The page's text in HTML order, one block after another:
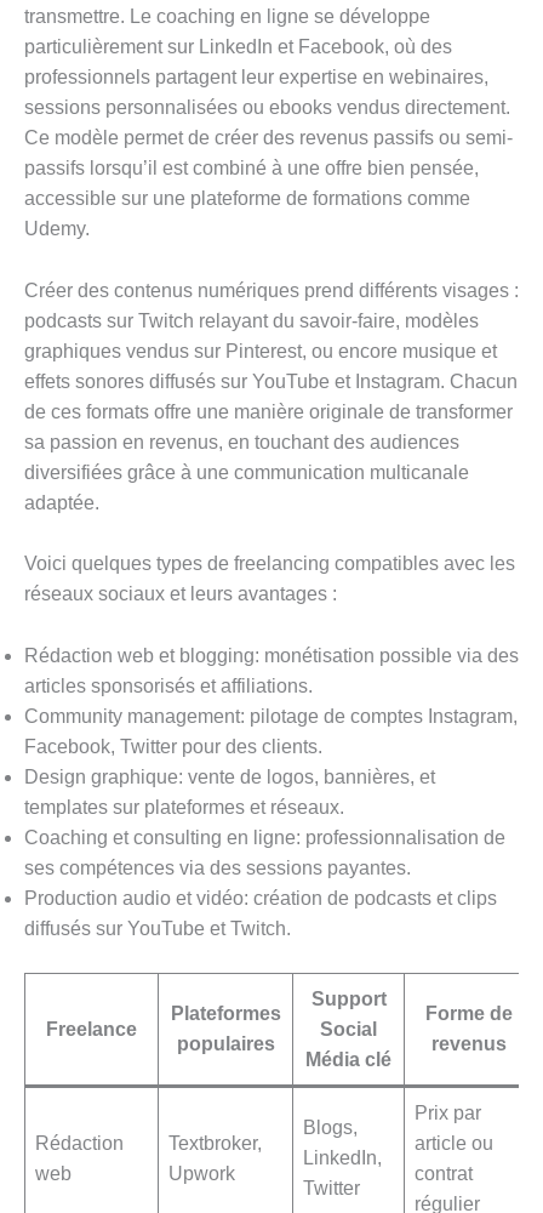
transmettre. Le coaching en ligne se développe
particulièrement sur LinkedIn et Facebook, où des
professionnels partagent leur expertise en webinaires,
sessions personnalisées ou ebooks vendus directement.
Ce modèle permet de créer des revenus passifs ou semi-
passifs lorsqu’il est combiné à une offre bien pensée,
accessible sur une plateforme de formations comme
Udemy.
Créer des contenus numériques prend différents visages :
podcasts sur Twitch relayant du savoir-faire, modèles
graphiques vendus sur Pinterest, ou encore musique et
effets sonores diffusés sur YouTube et Instagram. Chacun
de ces formats offre une manière originale de transformer
sa passion en revenus, en touchant des audiences
diversifiées grâce à une communication multicanale
adaptée.
Voici quelques types de freelancing compatibles avec les
réseaux sociaux et leurs avantages :
Rédaction web et blogging: monétisation possible via des
articles sponsorisés et affiliations.
Community management: pilotage de comptes Instagram,
Facebook, Twitter pour des clients.
Design graphique: vente de logos, bannières, et
templates sur plateformes et réseaux.
Coaching et consulting en ligne: professionnalisation de
ses compétences via des sessions payantes.
Production audio et vidéo: création de podcasts et clips
diffusés sur YouTube et Twitch.
Freelance
Plateformes
populaires
Support
Social
Média clé
Forme de
revenus
Rédaction
web
Textbroker,
Upwork
Blogs,
LinkedIn,
Twitter
Prix par
article ou
contrat
régulier